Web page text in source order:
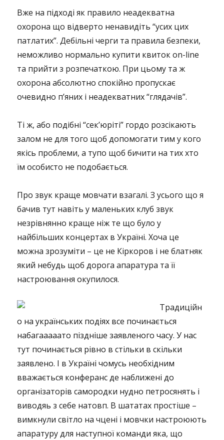
Вже на підході як правило неадекватна
охорона що відверто ненавидіть “усих цих
патлатих”. Дебільні черги та правила безпеки,
неможливо нормально купити квиток on-line
та прийти з розпечаткою. При цьому та ж
охорона абсолютно спокійно пропускає
очевидно п’яних і неадекватних “глядачів”.
Ті ж, або подібні “сек’юріті” гордо розсікають
залом не для того щоб допомогати тим у кого
якісь проблеми, а тупо щоб бичити на тих хто
їм особисто не подобається.
Про звук краще мовчати взагалі. З усього що я
бачив тут навіть у маленьких клуб звук
незрівнянно краще ніж те що було у
найбільших концертах в Україні. Хоча це
можна зрозуміти – це не Кіркоров і не блатняк
який небудь щоб дорога апаратура та її
настроювання окупилося.
Традиційн
о на українських подіях все починається
набагааааато піздніше заявленого часу. У нас
тут починається рівно в стільки в скільки
заявлено. І в Україні чомусь необхідним
вважається конферанс де наближені до
організаторів самородки нудно петросянять і
виводяь з себе натовп. В шататах простіше –
вимкнули світло на чцені і мовчки настроюють
апаратуру для наступної команди яка, що